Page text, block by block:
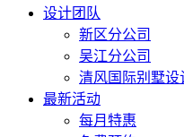
设计团队
新区分公司
吴江分公司
清风国际别墅设
最新活动
每月特惠